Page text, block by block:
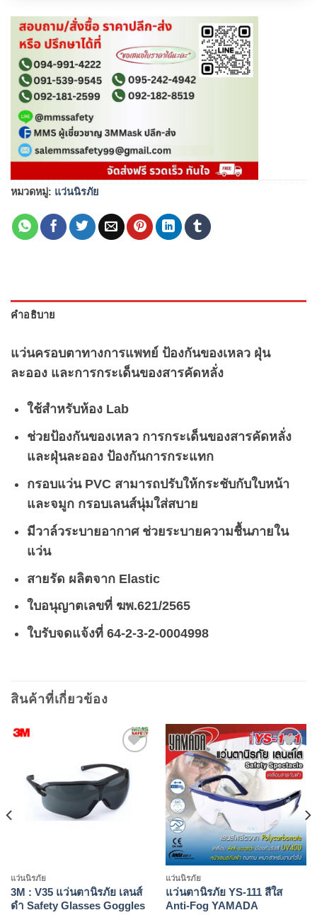
หมวดหมู่: แว่นนิรภัย
คำอธิบาย
แว่นครอบตาทางการแพทย์ ป้องกันของเหลว ฝุ่น
ละออง และการกระเด็นของสารคัดหลั่ง
ใช้สำหรับห้อง Lab
ช่วยป้องกันของเหลว การกระเด็นของสารคัดหลั่ง
และฝุ่นละออง ป้องกันการกระแทก
กรอบแว่น PVC สามารถปรับให้กระชับกับใบหน้า
และจมูก กรอบเลนส์นุ่มใส่สบาย
มีวาล์วระบายอากาศ ช่วยระบายความชื้นภายใน
แว่น
สายรัด ผลิตจาก Elastic
ใบอนุญาตเลขที่ ฆพ.621/2565
ใบรับจดแจ้งที่ 64-2-3-2-0004998
สินค้าที่เกี่ยวข้อง
Add to
wishlist
แว่นนิรภัย
3M : V35 แว่นตานิรภัย เลนส์
ดำ Safety Glasses Goggles
Add to
wishlist
แว่นนิรภัย
แว่นตานิรภัย YS-111 สีใส
Anti-Fog YAMADA